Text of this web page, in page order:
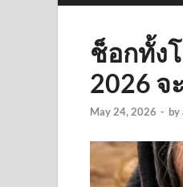
ช็อกทั้ง
2026 จ
May 24, 2026 - by